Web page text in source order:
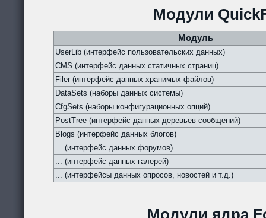
Модули
Модуль
UserLib (интерфейс пользовательских данных)
CMS (интерфейс данных статичных страниц)
Filer (интерфейс данных хранимых файлов)
DataSets (наборы данных системы)
CfgSets (наборы конфигурационных опций)
PostTree (интерфейс данных деревьев сообщений)
Blogs (интерфейс данных блогов)
... (интерфейс данных форумов)
... (интерфейс данных галерей)
... (интерфейсы данных опросов, новостей и т.д.)
Модули ядра